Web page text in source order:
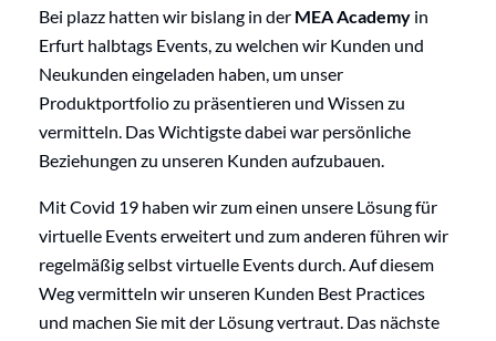
Bei plazz hatten wir bislang in der MEA Academy in
Erfurt halbtags Events, zu welchen wir Kunden und
Neukunden eingeladen haben, um unser
Produktportfolio zu präsentieren und Wissen zu
vermitteln. Das Wichtigste dabei war persönliche
Beziehungen zu unseren Kunden aufzubauen.
Mit Covid 19 haben wir zum einen unsere Lösung für
virtuelle Events erweitert und zum anderen führen wir
regelmäßig selbst virtuelle Events durch. Auf diesem
Weg vermitteln wir unseren Kunden Best Practices
und machen Sie mit der Lösung vertraut. Das nächste